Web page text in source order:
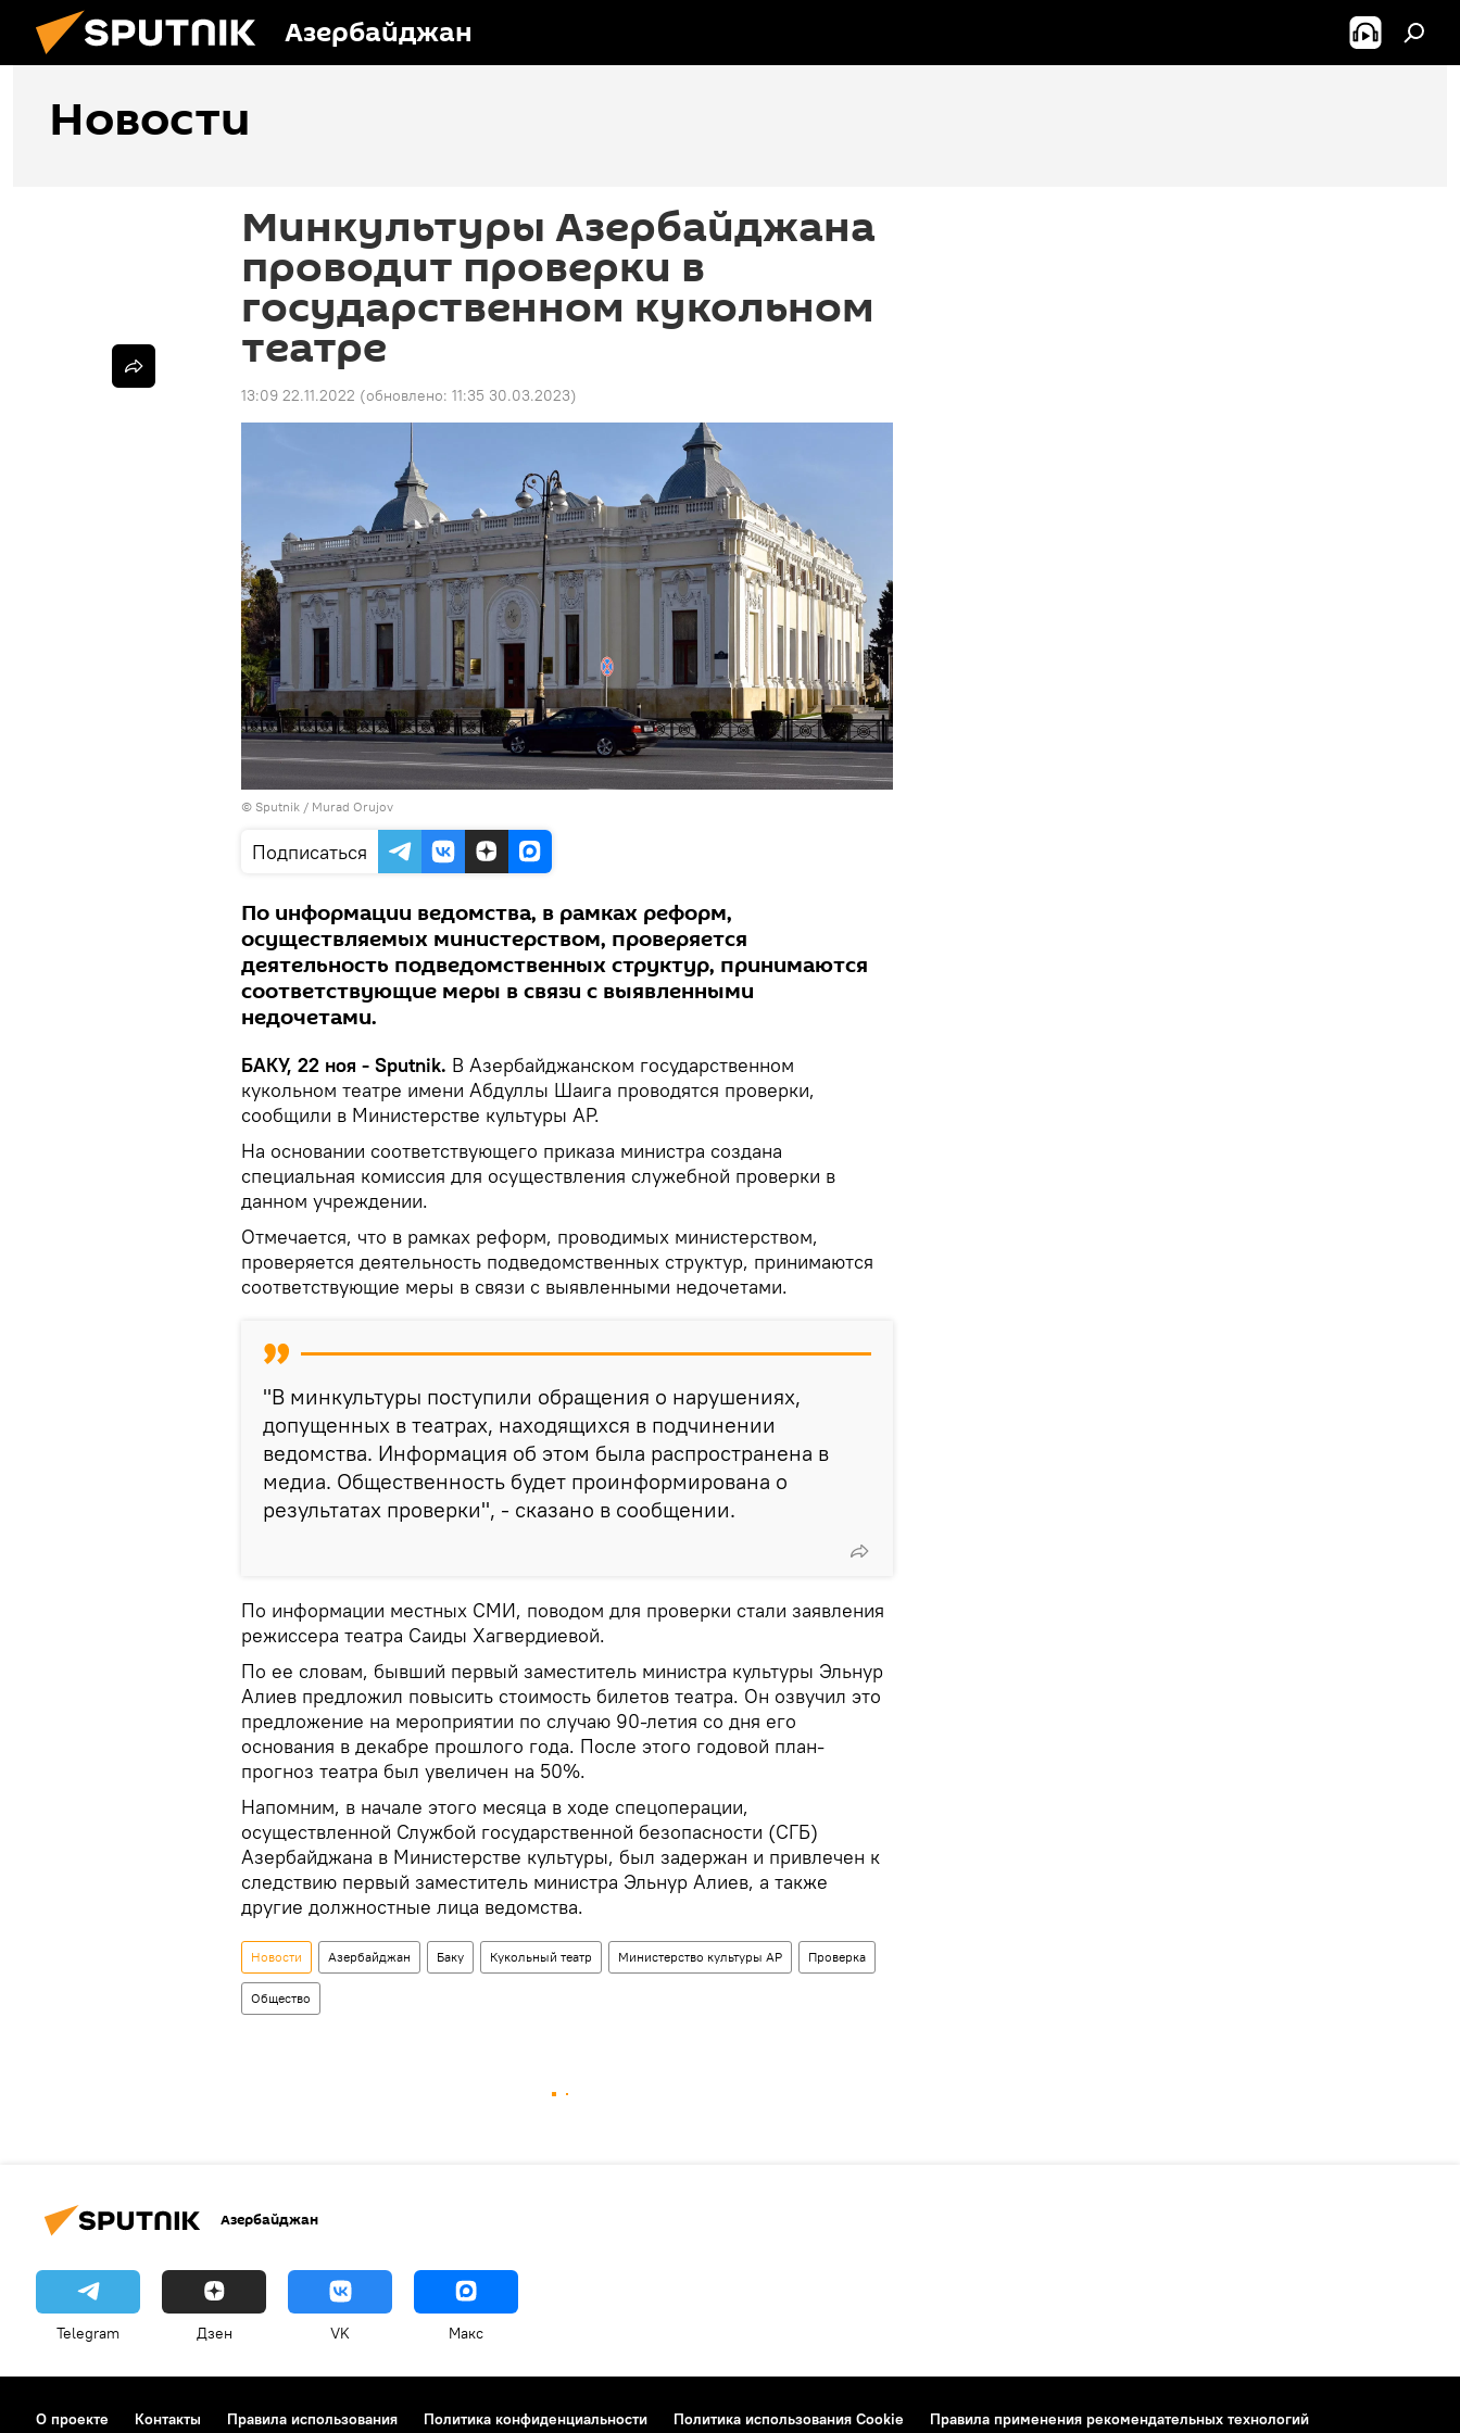
Азербайджан
Новости
Минкультуры Азербайджана
проводит проверки в
государственном кукольном
театре
13:09 22.11.2022 (обновлено: 11:35 30.03.2023)
© Sputnik / Murad Orujov
Подписаться
По информации ведомства, в рамках реформ,
осуществляемых министерством, проверяется
деятельность подведомственных структур, принимаются
соответствующие меры в связи с выявленными
недочетами.
БАКУ, 22 ноя - Sputnik. В Азербайджанском государственном
кукольном театре имени Абдуллы Шаига проводятся проверки,
сообщили в Министерстве культуры АР.
На основании соответствующего приказа министра создана
специальная комиссия для осуществления служебной проверки в
данном учреждении.
Отмечается, что в рамках реформ, проводимых министерством,
проверяется деятельность подведомственных структур, принимаются
соответствующие меры в связи с выявленными недочетами.
"В минкультуры поступили обращения о нарушениях,
допущенных в театрах, находящихся в подчинении
ведомства. Информация об этом была распространена в
медиа. Общественность будет проинформирована о
результатах проверки", - сказано в сообщении.
По информации местных СМИ, поводом для проверки стали заявления
режиссера театра Саиды Хагвердиевой.
По ее словам, бывший первый заместитель министра культуры Эльнур
Алиев предложил повысить стоимость билетов театра. Он озвучил это
предложение на мероприятии по случаю 90-летия со дня его
основания в декабре прошлого года. После этого годовой план-
прогноз театра был увеличен на 50%.
Напомним, в начале этого месяца в ходе спецоперации,
осуществленной Службой государственной безопасности (СГБ)
Азербайджана в Министерстве культуры, был задержан и привлечен к
следствию первый заместитель министра Эльнур Алиев, а также
другие должностные лица ведомства.
Новости Азербайджан Баку Кукольный театр Министерство культуры АР Проверка
Общество
Азербайджан
Telegram Дзен VK Макс
О проекте Контакты Правила использования Политика конфиденциальности Политика использования Cookie Правила применения рекомендательных технологий